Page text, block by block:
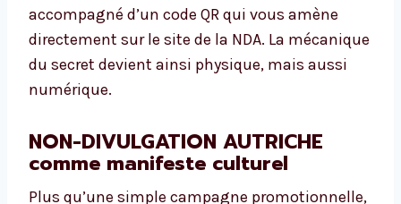
accompagné d’un code QR qui vous amène
directement sur le site de la NDA. La mécanique
du secret devient ainsi physique, mais aussi
numérique.
NON-DIVULGATION AUTRICHE
comme manifeste culturel
Plus qu’une simple campagne promotionnelle,